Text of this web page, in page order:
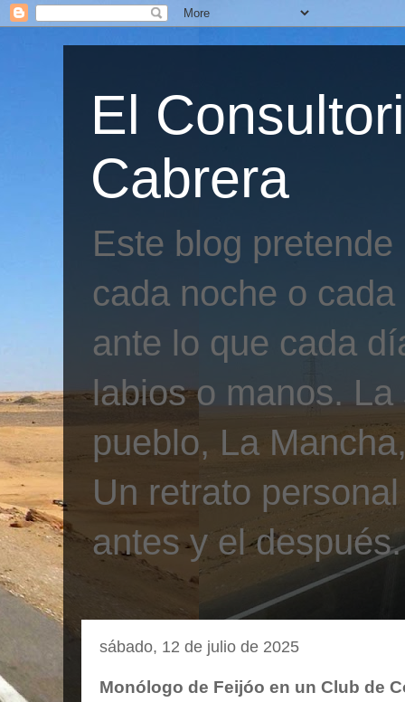
El
Cabrera
Este blog
cada noche o
ante lo que cada
labios o manos.
pueblo, La
Un retrato
antes y el después.
sábado, 12 de julio de 2025
Monólogo de Feijóo en un Club de